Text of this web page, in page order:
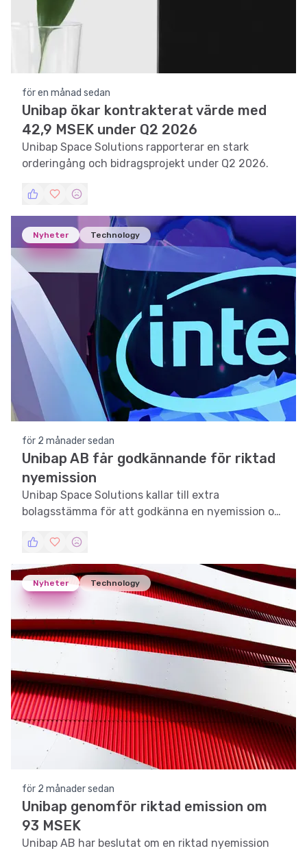
för en månad sedan
Unibap ökar kontrakterat värde med
42,9 MSEK under Q2 2026
Unibap Space Solutions rapporterar en stark
orderingång och bidragsprojekt under Q2 2026.
Nyheter Technology
för 2 månader sedan
Unibap AB får godkännande för riktad
nyemission
Unibap Space Solutions kallar till extra
bolagsstämma för att godkänna en nyemission om
Nyheter Technology
för 2 månader sedan
Unibap genomför riktad emission om
93 MSEK
Unibap AB har beslutat om en riktad nyemission